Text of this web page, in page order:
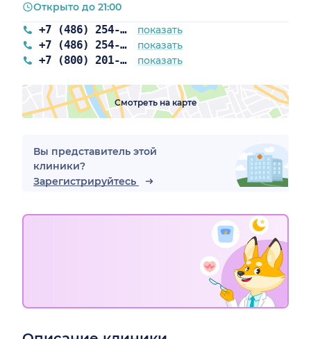
+7 (486) 254-04-01 показать
+7 (486) 254-04-54 показать
+7 (800) 201-03-98 показать
Открыто до 21:00
Смотреть на карте
Вы представитель этой
клиники?
Зарегистрируйтесь